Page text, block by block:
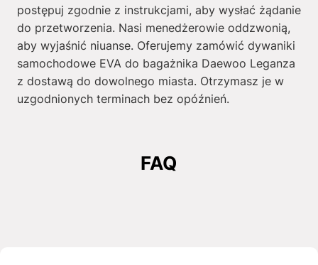
postępuj zgodnie z instrukcjami, aby wysłać żądanie
do przetworzenia. Nasi menedżerowie oddzwonią,
aby wyjaśnić niuanse. Oferujemy zamówić dywaniki
samochodowe EVA do bagażnika Daewoo Leganza
z dostawą do dowolnego miasta. Otrzymasz je w
uzgodnionych terminach bez opóźnień.
FAQ